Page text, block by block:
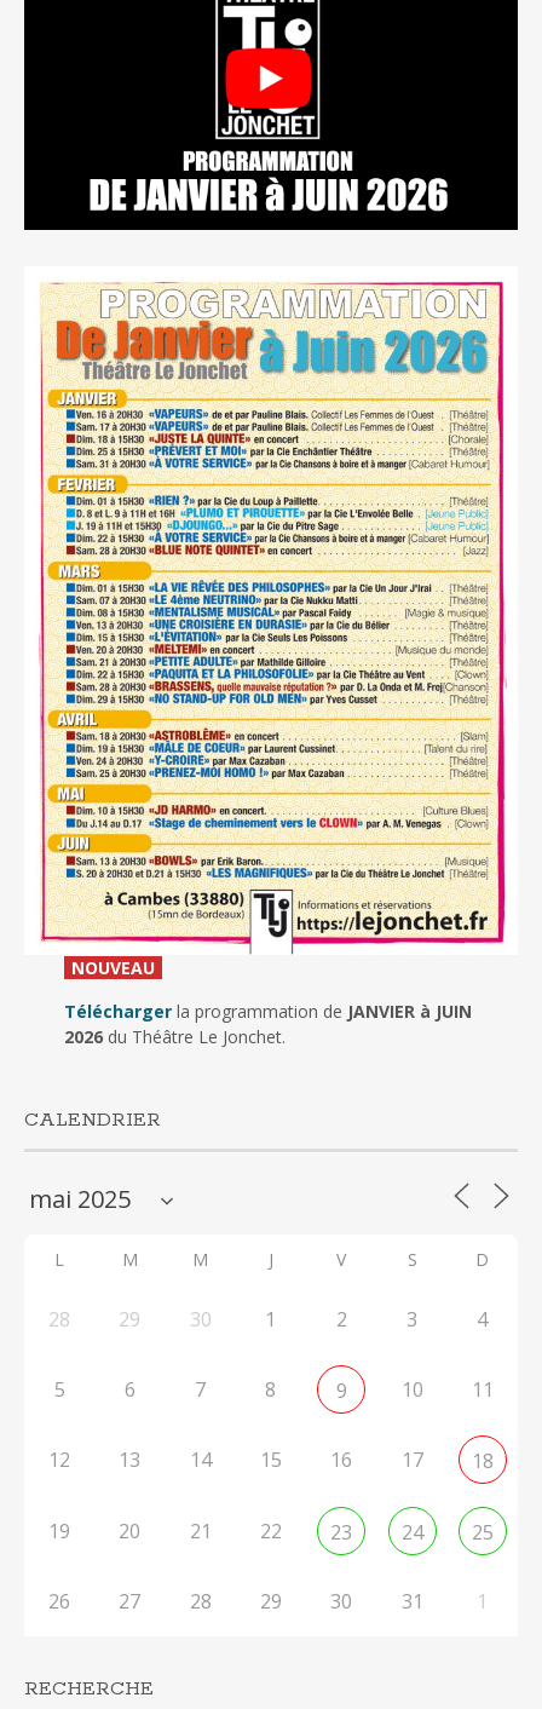
NOUVEAU_
Télécharger la programmation de JANVIER à JUIN
2026du Théâtre Le Jonchet.
CALENDRIER
L M M J V S D
28 29 30 1 2 3 4
5 6 7 8 9 10 11
12 13 14 15 16 17 18
19 20 21 22 23 24 25
26 27 28 29 30 31 1
RECHERCHE